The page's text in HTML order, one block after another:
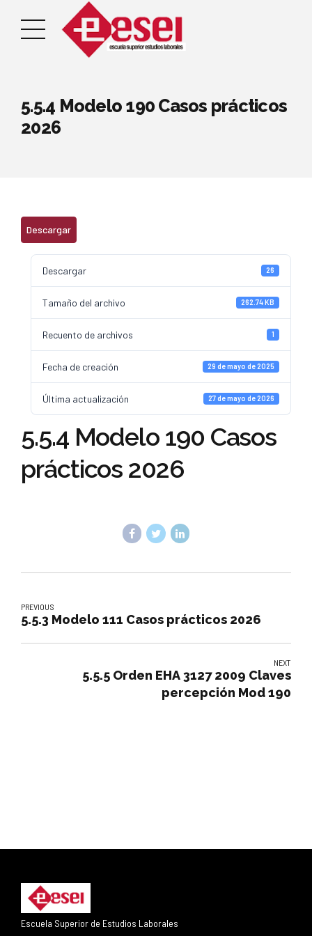
5.5.4 Modelo 190 Casos prácticos
2026
Descargar
Descargar 26
Tamaño del archivo 262.74 KB
Recuento de archivos 1
Fecha de creación 29 de mayo de 2025
Última actualización 27 de mayo de 2026
5.5.4 Modelo 190 Casos
prácticos 2026
PREVIOUS
5.5.3 Modelo 111 Casos prácticos 2026
NEXT
5.5.5 Orden EHA 3127 2009 Claves
percepción Mod 190
Escuela Superior de Estudios Laborales